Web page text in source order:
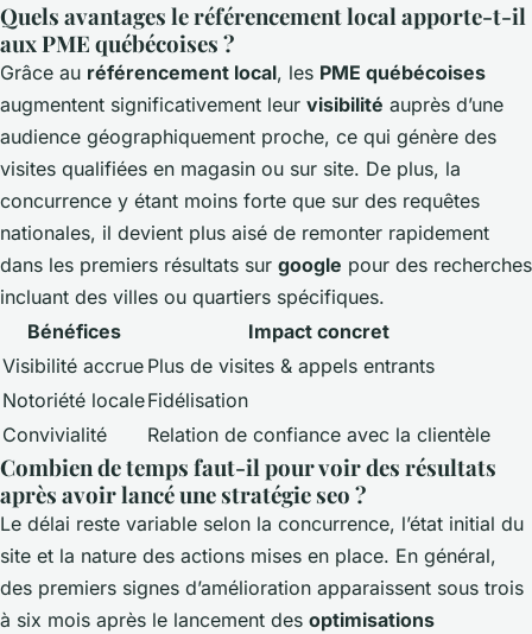
Quels avantages le référencement local apporte-t-il
aux PME québécoises ?
Grâce au référencement local, les PME québécoises
augmentent significativement leur visibilité auprès d’une
audience géographiquement proche, ce qui génère des
visites qualifiées en magasin ou sur site. De plus, la
concurrence y étant moins forte que sur des requêtes
nationales, il devient plus aisé de remonter rapidement
dans les premiers résultats sur google pour des recherches
incluant des villes ou quartiers spécifiques.
Bénéfices
Impact concret
Visibilité accrue Plus de visites & appels entrants
Notoriété localeFidélisation
Convivialité
Relation de confiance avec la clientèle
Combien de temps faut-il pour voir des résultats
après avoir lancé une stratégie seo ?
Le délai reste variable selon la concurrence, l’état initial du
site et la nature des actions mises en place. En général,
des premiers signes d’amélioration apparaissent sous trois
à six mois après le lancement des optimisations